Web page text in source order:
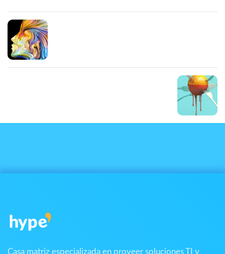
Casa matriz especializada en proveer soluciones TI y